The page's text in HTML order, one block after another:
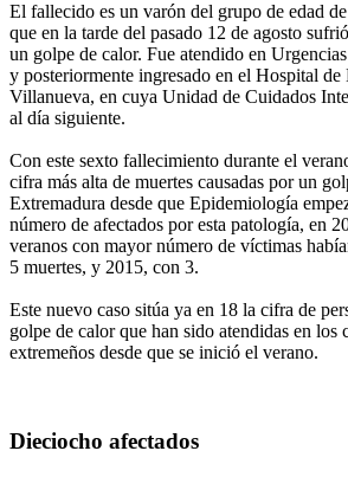
El fallecido es un varón del grupo de edad
que en la tarde del pasado 12 de agosto
un golpe de calor. Fue atendido en
y posteriormente ingresado en el Hospital
Villanueva, en cuya Unidad de Cuidados
al día siguiente.
Con este sexto fallecimiento durante el
cifra más alta de muertes causadas por un
Extremadura desde que Epidemiología
número de afectados por esta patología, en
veranos con mayor número de víctimas
5 muertes, y 2015, con 3.
Este nuevo caso sitúa ya en 18 la cifra de
golpe de calor que han sido atendidas en los
extremeños desde que se inició el verano.
Dieciocho afectados